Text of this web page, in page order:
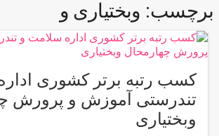
برچسب: وبختیاری و
کسب رتبه برتر کشوری
تندرستی آموزش و پرورش
وبختیاری